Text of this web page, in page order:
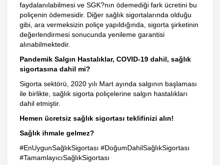
faydalanılabilmesi ve SGK?nın ödemediği fark ücretini bu
poliçenin ödemesidir. Diğer sağlık sigortalarında olduğu
gibi, ara vermeksizin poliçe yapıldığında, sigorta şirketinin
değerlendirmesi sonucunda yenileme garantisi
alınabilmektedir.
Pandemik Salgın Hastalıklar, COVID-19 dahil, sağlık
sigortasına dahil mi?
Sigorta sektörü, 2020 yılı Mart ayında salgının başlaması
ile birlikte, sağlık sigorta poliçelerine salgın hastalıkları
dahil etmiştir.
Hemen ücretsiz sağlık sigortası teklifinizi alın!
Sağlık ihmale gelmez?
#EnUygunSağlıkSigortası #DoğumDahilSağlıkSigortası
#TamamlayıcıSağlıkSigortası